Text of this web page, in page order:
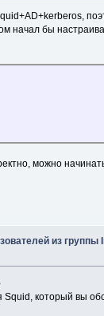
начал бы
можно
из группы
который вы